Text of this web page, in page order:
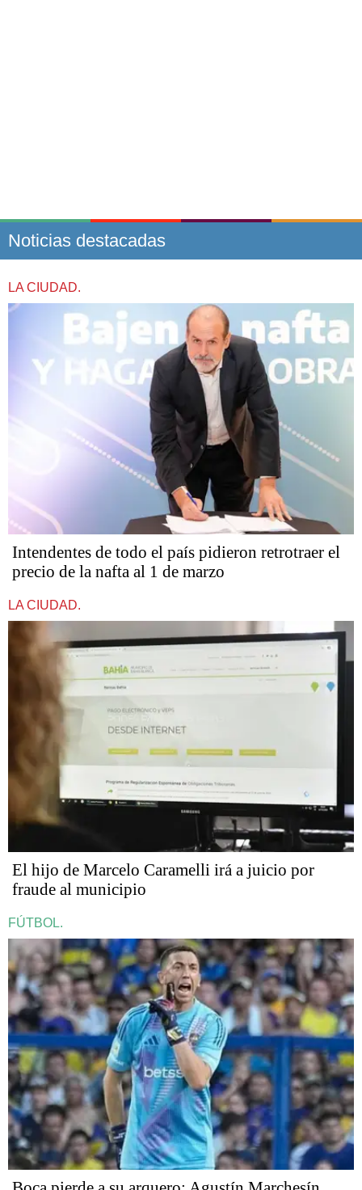
Noticias destacadas
LA CIUDAD.
Intendentes de todo el país pidieron retrotraer el
precio de la nafta al 1 de marzo
LA CIUDAD.
​​​​​El hijo de Marcelo Caramelli irá a juicio por
fraude al municipio
FÚTBOL.